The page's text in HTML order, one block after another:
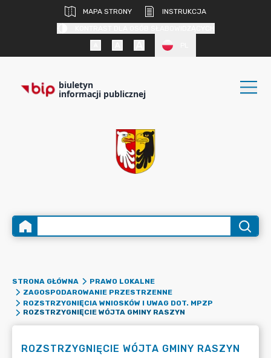
MAPA STRONY
INSTRUKCJA
biuletyn
informacji publicznej
STRONA GŁÓWNA
PRAWO LOKALNE
ZAGOSPODAROWANIE PRZESTRZENNE
ROZSTRZYGNIĘCIA WNIOSKÓW I UWAG DOT. MPZP
ROZSTRZYGNIĘCIE WÓJTA GMINY RASZYN
ROZSTRZYGNIĘCIE WÓJTA GMINY RASZYN